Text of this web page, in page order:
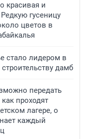
красивая и
гусеницу
цветов в
стало лидером в
дамб
передать
проходят
лагере, о
каждый